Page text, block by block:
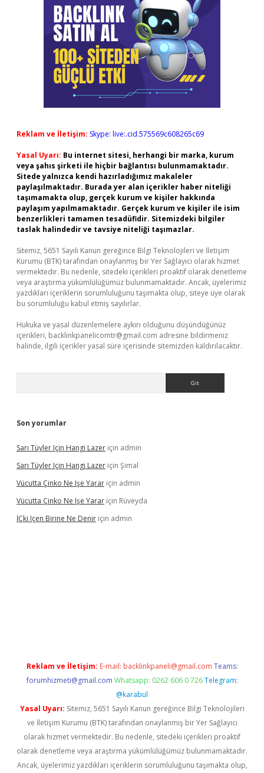
Reklam ve İletişim: Skype: live:.cid.575569c608265c69
Yasal Uyarı: Bu internet sitesi, herhangi bir marka, kurum
veya şahıs şirketi ile hiçbir bağlantısı bulunmamaktadır.
Sitede yalnızca kendi hazırladığımız makaleler
paylaşılmaktadır. Burada yer alan içerikler haber niteliği
taşımamakta olup, gerçek kurum ve kişiler hakkında
paylaşım yapılmamaktadır. Gerçek kurum ve kişiler ile isim
benzerlikleri tamamen tesadüfidir. Sitemizdeki bilgiler
taslak halindedir ve tavsiye niteliği taşımazlar.
Sitemiz, 5651 Sayılı Kanun gereğince Bilgi Teknolojileri ve İletişim
Kurumu (BTK) tarafından onaylanmış bir Yer Sağlayıcı olarak hizmet
vermektedir. Bu nedenle, sitedeki içerikleri proaktif olarak denetleme
veya araştırma yükümlülüğümüz bulunmamaktadır. Ancak, üyelerimiz
yazdıkları içeriklerin sorumluluğunu taşımakta olup, siteye üye olarak
bu sorumluluğu kabul etmiş sayılırlar.
Hukuka ve yasal düzenlemelere aykırı olduğunu düşündüğünüz
içerikleri, backlinkpanelicomtr@gmail.com adresine bildirmeniz
halinde, ilgili içerikler yasal süre içerisinde sitemizden kaldırılacaktır.
Son yorumlar
Sarı Tüyler Için Hangi Lazer için admin
Sarı Tüyler Için Hangi Lazer için Şimal
Vücutta Çinko Ne Işe Yarar için admin
Vücutta Çinko Ne Işe Yarar için Rüveyda
İÇki Içen Birine Ne Denir için admin
Reklam ve İletişim: E-mail: backlinkpaneli@gmail.com Teams:
forumhizmeti@gmail.com Whatsapp: 0262 606 0 726 Telegram:
@karabul
Yasal Uyarı: Sitemiz, 5651 Sayılı Kanun gereğince Bilgi Teknolojileri
ve İletişim Kurumu (BTK) tarafından onaylanmış bir Yer Sağlayıcı
olarak hizmet vermektedir. Bu nedenle, sitedeki içerikleri proaktif
olarak denetleme veya araştırma yükümlülüğümüz bulunmamaktadır.
Ancak, üyelerimiz yazdıkları içeriklerin sorumluluğunu taşımakta olup,